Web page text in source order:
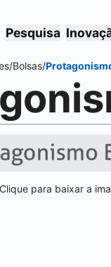
Pesquisa
/Bolsas/
Clique para baixar a